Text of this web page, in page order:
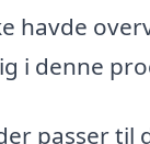
havde
i denne
passer til